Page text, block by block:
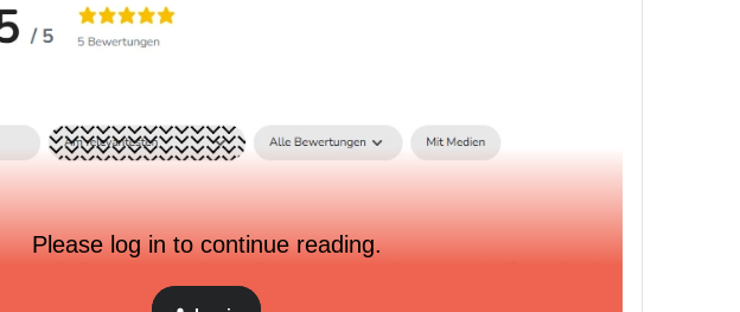
Please log in to continue reading.